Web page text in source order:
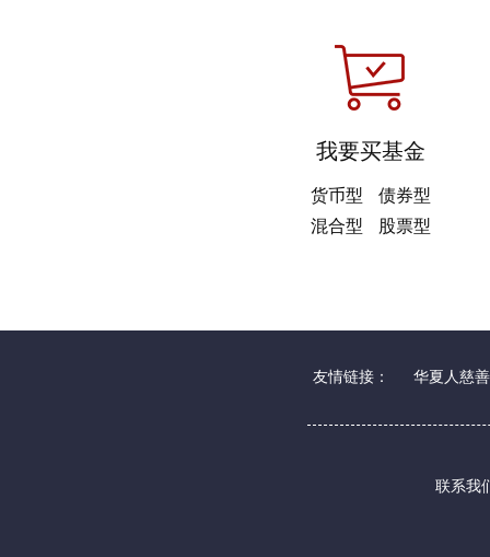
我要买基金
货币型
债券型
混合型
股票型
友情链接： 华夏人慈
联系我